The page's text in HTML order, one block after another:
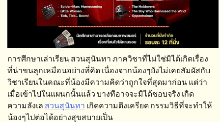
การศึกษาเล่าเรียน สวนสุนันทา ภาควิชาที่ไม่ใช่มิได้เกิดเรื่อง
ที่น่าขนลุกเหมือนอย่างที่คิด เนื่องจากน้องๆยังไม่เคยสัมผัสกับ
วิชาเรียนในคณะที่น้องมีความคิดว่าถูกใจที่สุดมาก่อน แต่ว่า
เมื่อเข้าไปในแผนกนั้นแล้ว บางทีอาจจะมิได้ชอบจริง เกิด
ความลังเล สวนสุนันทา เกิดความตึงเครียด กรรมวิธีที่จะทำให้
น้องๆไปต่อได้อย่างสุขสบายเป็น